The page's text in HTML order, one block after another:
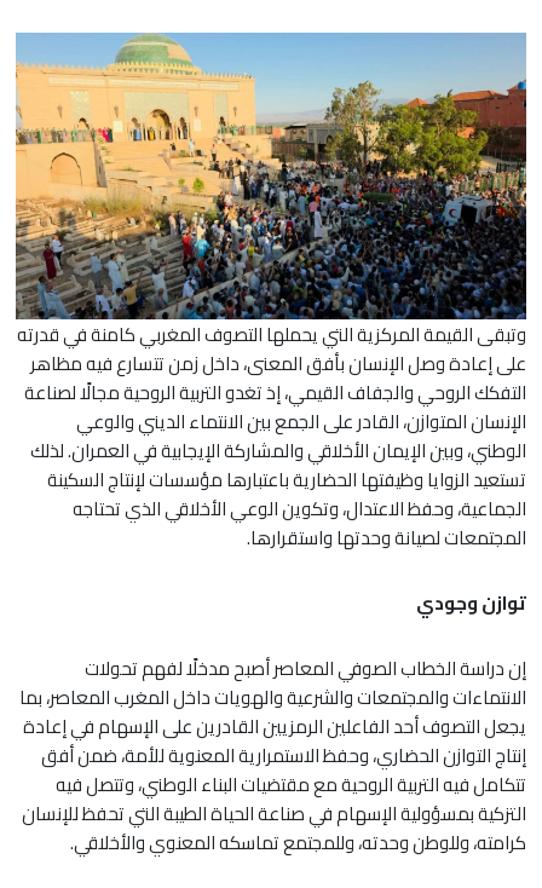
وتبقى القيمة المركزية التي يحملها التصوف المغربي كامنة في قدرته
على إعادة وصل الإنسان بأفق المعنى، داخل زمن تتسارع فيه مظاهر
التفكك الروحي والجفاف القيمي، إذ تغدو التربية الروحية مجالًا لصناعة
الإنسان المتوازن، القادر على الجمع بين الانتماء الديني والوعي
الوطني، وبين الإيمان الأخلاقي والمشاركة الإيجابية في العمران. لذلك
تستعيد الزوايا وظيفتها الحضارية باعتبارها مؤسسات لإنتاج السكينة
الجماعية، وحفظ الاعتدال، وتكوين الوعي الأخلاقي الذي تحتاجه
المجتمعات لصيانة وحدتها واستقرارها.
توازن وجودي
إن دراسة الخطاب الصوفي المعاصر أصبح مدخلًا لفهم تحولات
الانتماءات والمجتمعات والشرعية والهويات داخل المغرب المعاصر، بما
يجعل التصوف أحد الفاعلين الرمزيين القادرين على الإسهام في إعادة
إنتاج التوازن الحضاري، وحفظ الاستمرارية المعنوية للأمة، ضمن أفق
تتكامل فيه التربية الروحية مع مقتضيات البناء الوطني، وتتصل فيه
التزكية بمسؤولية الإسهام في صناعة الحياة الطيبة التي تحفظ للإنسان
كرامته، وللوطن وحدته، وللمجتمع تماسكه المعنوي والأخلاقي.